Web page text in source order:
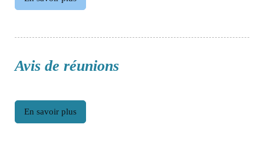
Avis de réunions
En savoir plus